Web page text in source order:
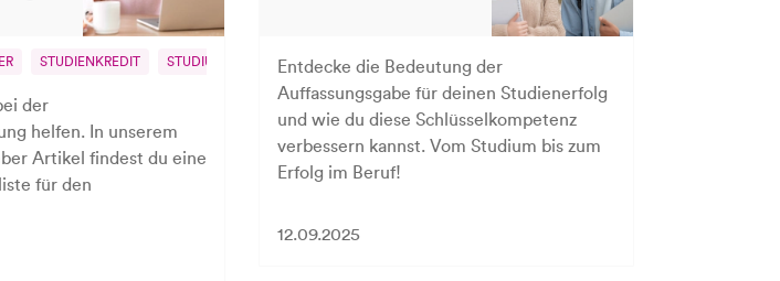
STUDIENKREDIT STUDIUM
der
helfen. In unserem
Artikel findest du eine
für den
Entdecke die Bedeutung der
Auffassungsgabe für deinen Studienerfolg
und wie du diese Schlüsselkompetenz
verbessern kannst. Vom Studium bis zum
Erfolg im Beruf!
12.09.2025